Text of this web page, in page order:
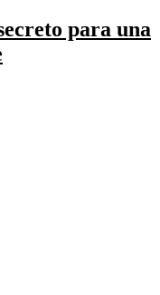
para una